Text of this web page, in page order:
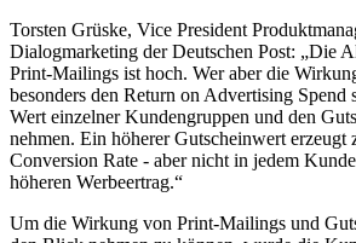
Torsten Grüske, Vice President
Dialogmarketing der Deutschen Post: „Die
Print-Mailings ist hoch. Wer aber die
besonders den Return on Advertising Spend
Wert einzelner Kundengruppen und den
nehmen. Ein höherer Gutscheinwert erzeugt
Conversion Rate - aber nicht in jedem
höheren Werbeertrag.“
Um die Wirkung von Print-Mailings und